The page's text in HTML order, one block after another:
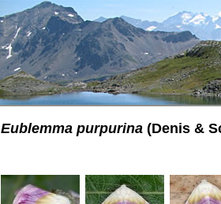
Eublemma purpurina (Denis &